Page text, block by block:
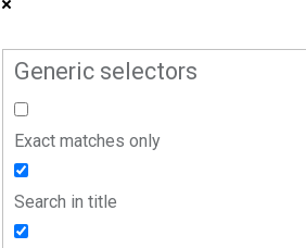
Generic selectors
Exact matches only
Search in title